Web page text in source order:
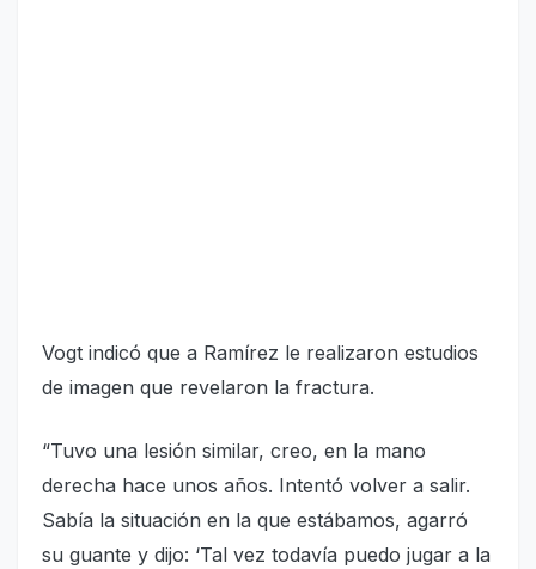
Vogt indicó que a Ramírez le realizaron estudios
de imagen que revelaron la fractura.
“Tuvo una lesión similar, creo, en la mano
derecha hace unos años. Intentó volver a salir.
Sabía la situación en la que estábamos, agarró
su guante y dijo: ‘Tal vez todavía puedo jugar a la